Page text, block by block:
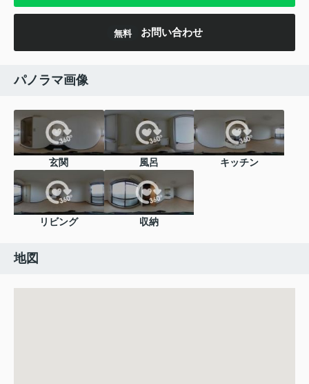
無料 お問い合わせ
パノラマ画像
玄関 風呂 キッチン
リビング 収納
地図